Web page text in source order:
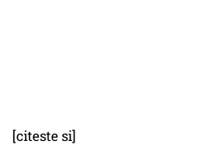
[citeste si]